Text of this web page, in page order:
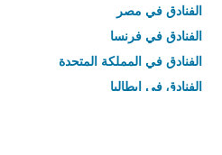
الفنادق في مصر
الفنادق في فرنسا
الفنادق في المملكة المتحدة
الفنادق في إيطاليا